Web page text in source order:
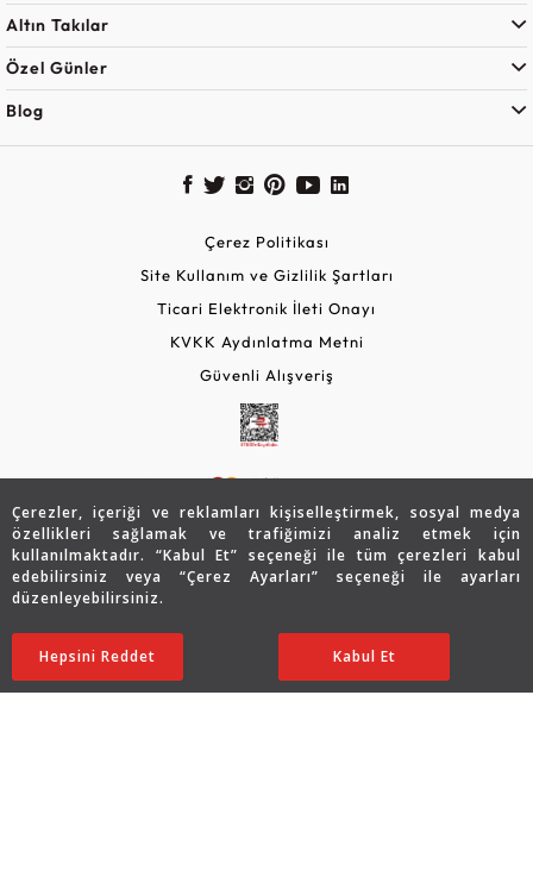
Çerezler, içeriği ve reklamları kişiselleştirmek, sosyal medya
özellikleri sağlamak ve trafiğimizi analiz etmek için
kullanılmaktadır. “Kabul Et” seçeneği ile tüm çerezleri kabul
edebilirsiniz veya “Çerez Ayarları” seçeneği ile ayarları
düzenleyebilirsiniz.
Ayarları Düzenle
Hepsini Reddet Kabul Et
224.444 TL
112.222TL SATIN ALIN
Altın Takılar
Özel Günler
Blog
© 2026 Assos Diamond
Çerez Politikası
Site Kullanım ve Gizlilik Şartları
Ticari Elektronik İleti Onayı
KVKK Aydınlatma Metni
Güvenli Alışveriş
Copyright © 2026 Assos Pırlanta - Bu sitenin tüm hakları